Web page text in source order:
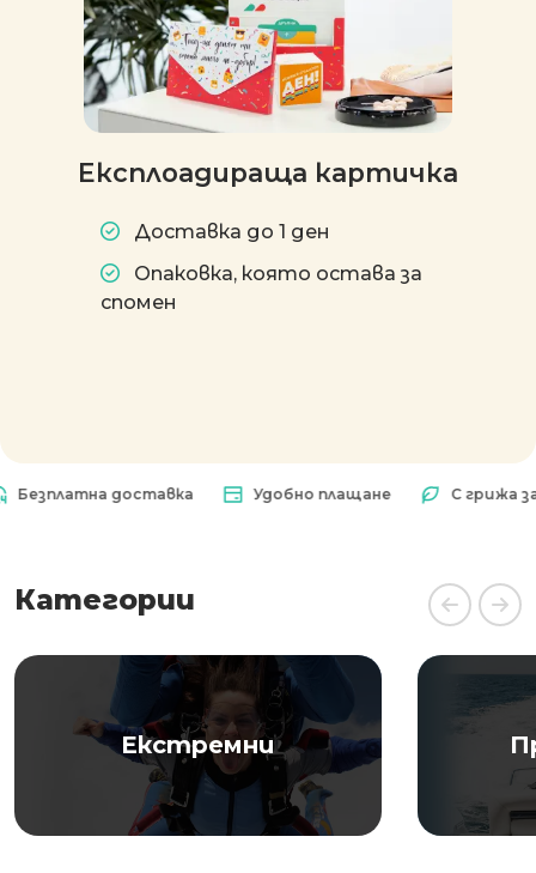
Експлоадираща картичка
Доставка до 1 ден
Опаковка, която остава за
спомен
доставка Удобно плащане С грижа за
Категории
Екстремни